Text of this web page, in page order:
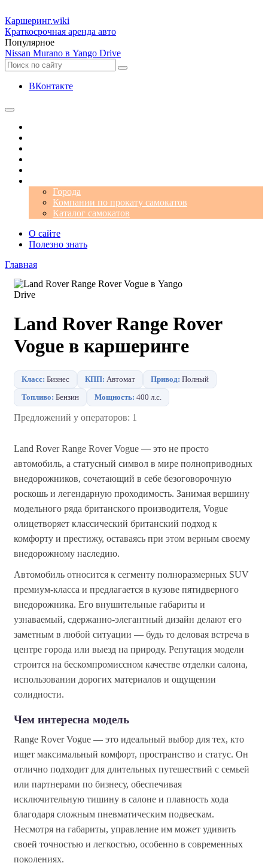
Каршеринг.wiki
Краткосрочная аренда авто
Популярное
Nissan Murano в Yango Drive
ВКонтакте
Города
Компании по прокату самокатов
Каталог самокатов
О сайте
Полезно знать
Главная
Land Rover Range Rover
Vogue в каршеринге
Класс: Бизнес КПП: Автомат Привод: Полный
Топливо: Бензин Мощность: 400 л.с.
Предложений у операторов: 1
Land Rover Range Rover Vogue — это не просто
автомобиль, а статусный символ в мире полноприводных
внедорожников, сочетающий в себе безоговорочную
роскошь и легендарную проходимость. Занимая вершину
модельного ряда британского производителя, Vogue
олицетворяет классический британский подход к
комфорту и престижу, оставаясь при этом верным своему
внедорожному наследию.
Автомобиль относится к сегменту полноразмерных SUV
премиум-класса и предлагается в кузове пятидверного
внедорожника. Его внушительные габариты и
узнаваемый, сдержанно-элегантный дизайн делают его
заметным в любой ситуации — будь то деловая встреча в
центре города или выезд на природу. Репутация модели
строится на бескомпромиссном качестве отделки салона,
использовании дорогих материалов и ощущении
солидности.
Чем интересна модель
Range Rover Vogue — это идеальный выбор для тех, кто
ищет максимальный комфорт, пространство и статус. Он
отлично подходит для длительных путешествий с семьей
или партнерами по бизнесу, обеспечивая
исключительную тишину в салоне и плавность хода
благодаря сложным пневматическим подвескам.
Несмотря на габариты, управление им может удивить
своей точностью и легкостью, особенно в современных
поколениях.